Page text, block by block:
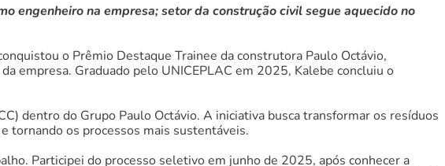
engenheiro na empresa; setor da construção civil segue aquecido no
o Prêmio Destaque Trainee da construtora Paulo Octávio,
empresa. Graduado pelo UNICEPLAC em 2025, Kalebe concluiu o
dentro do Grupo Paulo Octávio. A iniciativa busca transformar os resíduos
tornando os processos mais sustentáveis.
Participei do processo seletivo em junho de 2025, após conhecer a